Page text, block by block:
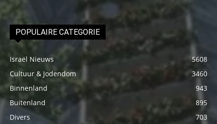
POPULAIRE CATEGORIE
Israël Nieuws
5608
Cultuur & Jodendom
3460
Binnenland
943
Buitenland
895
Divers
703